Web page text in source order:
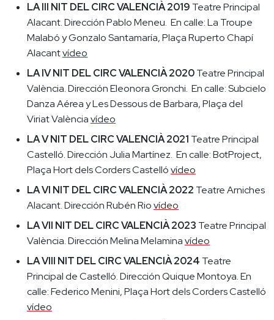
LA III NIT DEL CIRC VALENCIÀ 2019 Teatre Principal
Alacant. Dirección Pablo Meneu. En calle: La Troupe
Malabó y Gonzalo Santamaría, Plaça Ruperto Chapí
Alacantvídeo
LA IV NIT DEL CIRC VALENCIÀ 2020Teatre Principal
València. Dirección Eleonora Gronchi. En calle: Subcielo
Danza Aérea y Les Dessous de Barbara, Plaça del
Viriat Valènciavídeo
LA V NIT DEL CIRC VALENCIÀ 2021 Teatre Principal
Castelló. Dirección Julia Martínez. En calle: BotProject,
Plaça Hort dels Corders Castellóvídeo
LA VI NIT DEL CIRC VALENCIÀ 2022 Teatre Arniches
Alacant. Dirección Rubén Riovídeo
LA VII NIT DEL CIRC VALENCIÀ 2023 Teatre Principal
València. Dirección Melina Melaminavídeo
LA VIII NIT DEL CIRC VALENCIÀ 2024 Teatre
Principal de Castelló. Dirección Quique Montoya. En
calle: Federico Menini, Plaça Hort dels Corders Castelló
vídeo